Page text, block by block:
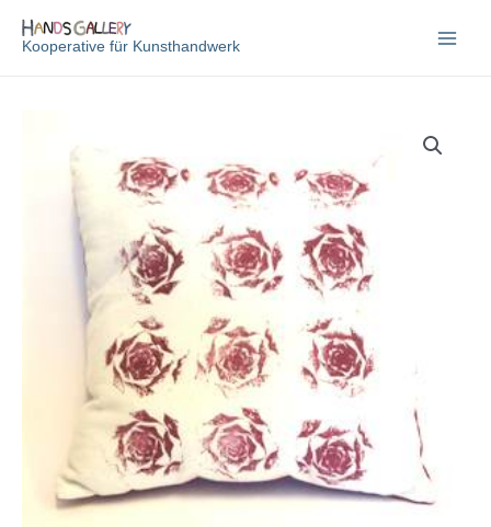
InhaltKooperative für Kunsthandwerk